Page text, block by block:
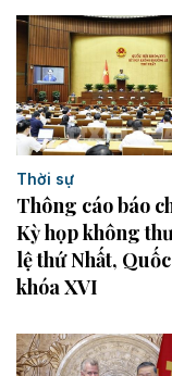
Thời sự
Thông cáo báo
Kỳ họp không
lệ thứ Nhất,
khóa XVI